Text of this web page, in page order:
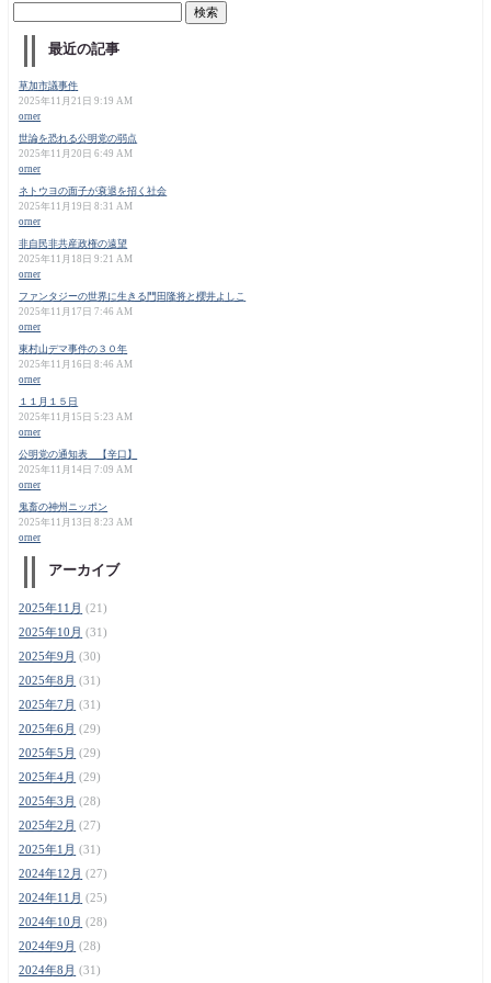
最近の記事
草加市議事件
2025年11月21日 9:19 AM
orner
世論を恐れる公明党の弱点
2025年11月20日 6:49 AM
orner
ネトウヨの面子が衰退を招く社会
2025年11月19日 8:31 AM
orner
非自民非共産政権の遠望
2025年11月18日 9:21 AM
orner
ファンタジーの世界に生きる門田隆将と櫻井よしこ
2025年11月17日 7:46 AM
orner
東村山デマ事件の３０年
2025年11月16日 8:46 AM
orner
１１月１５日
2025年11月15日 5:23 AM
orner
公明党の通知表 【辛口】
2025年11月14日 7:09 AM
orner
鬼畜の神州ニッポン
2025年11月13日 8:23 AM
orner
アーカイブ
2025年11月 (21)
2025年10月 (31)
2025年9月 (30)
2025年8月 (31)
2025年7月 (31)
2025年6月 (29)
2025年5月 (29)
2025年4月 (29)
2025年3月 (28)
2025年2月 (27)
2025年1月 (31)
2024年12月 (27)
2024年11月 (25)
2024年10月 (28)
2024年9月 (28)
2024年8月 (31)